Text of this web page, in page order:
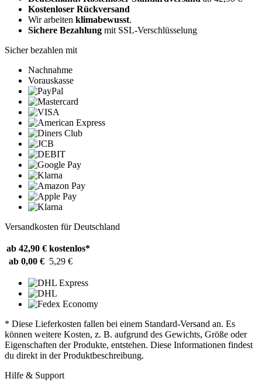
Kostenloser Rückversand
Wir arbeiten klimabewusst.
Sichere Bezahlung mit SSL-Verschlüsselung
Sicher bezahlen mit
Nachnahme
Vorauskasse
Versandkosten für Deutschland
ab 42,90 € kostenlos*
ab 0,00 € 5,29 €
* Diese Lieferkosten fallen bei einem Standard-Versand an. Es
können weitere Kosten, z. B. aufgrund des Gewichts, Größe oder
Eigenschaften der Produkte, entstehen. Diese Informationen findest
du direkt in der Produktbeschreibung.
Hilfe & Support